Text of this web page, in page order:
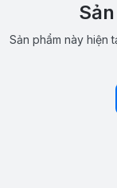
Sản phẩm này hiện